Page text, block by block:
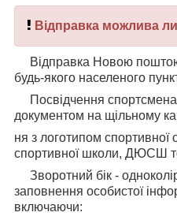
Відправка можлива
Відправка Новою
будь-якого населеного
Посвідчення
документом на щільному
ня з логотипом спортивної
спортивної школи, ДЮСШ
Зворотний бік -
заповнення особистої
включаючи: